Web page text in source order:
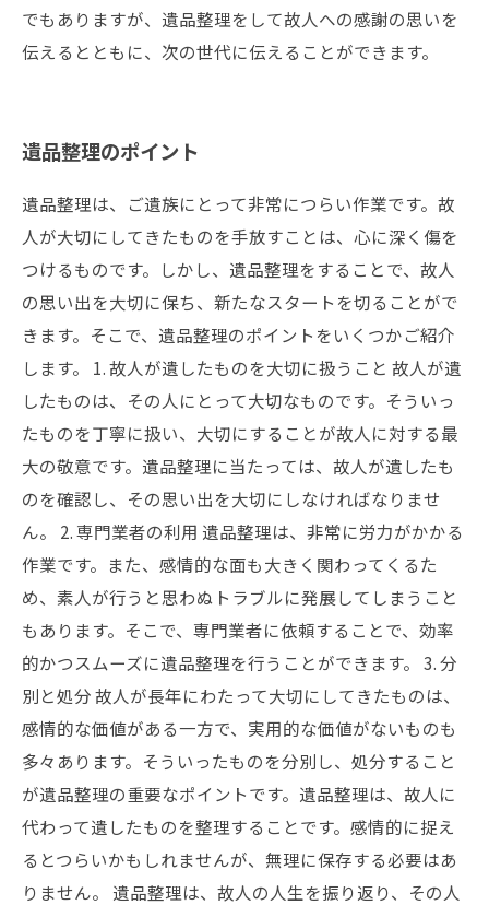
でもありますが、遺品整理をして故人への感謝の思いを
伝えるとともに、次の世代に伝えることができます。
遺品整理のポイント
遺品整理は、ご遺族にとって非常につらい作業です。故
人が大切にしてきたものを手放すことは、心に深く傷を
つけるものです。しかし、遺品整理をすることで、故人
の思い出を大切に保ち、新たなスタートを切ることがで
きます。そこで、遺品整理のポイントをいくつかご紹介
します。 1. 故人が遺したものを大切に扱うこと 故人が遺
したものは、その人にとって大切なものです。そういっ
たものを丁寧に扱い、大切にすることが故人に対する最
大の敬意です。遺品整理に当たっては、故人が遺したも
のを確認し、その思い出を大切にしなければなりませ
ん。 2. 専門業者の利用 遺品整理は、非常に労力がかかる
作業です。また、感情的な面も大きく関わってくるた
め、素人が行うと思わぬトラブルに発展してしまうこと
もあります。そこで、専門業者に依頼することで、効率
的かつスムーズに遺品整理を行うことができます。 3. 分
別と処分 故人が長年にわたって大切にしてきたものは、
感情的な価値がある一方で、実用的な価値がないものも
多々あります。そういったものを分別し、処分すること
が遺品整理の重要なポイントです。遺品整理は、故人に
代わって遺したものを整理することです。感情的に捉え
るとつらいかもしれませんが、無理に保存する必要はあ
りません。 遺品整理は、故人の人生を振り返り、その人